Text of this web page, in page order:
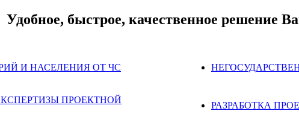
Удобное, быстрое, качественное решение
И НАСЕЛЕНИЯ ОТ ЧС
ПРОЕКТНОЙ
РАЗРАБОТКА